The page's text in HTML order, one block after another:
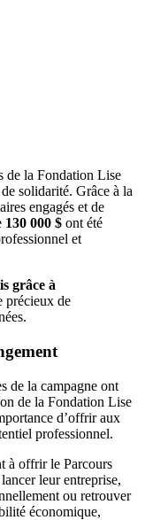
de la Fondation Lise
solidarité. Grâce à la
engagés et de
130 000 $ ont été
et
grâce à
précieux de
de la campagne ont
de la Fondation Lise
d’offrir aux
professionnel.
à offrir le Parcours
leur entreprise,
ou retrouver
économique,